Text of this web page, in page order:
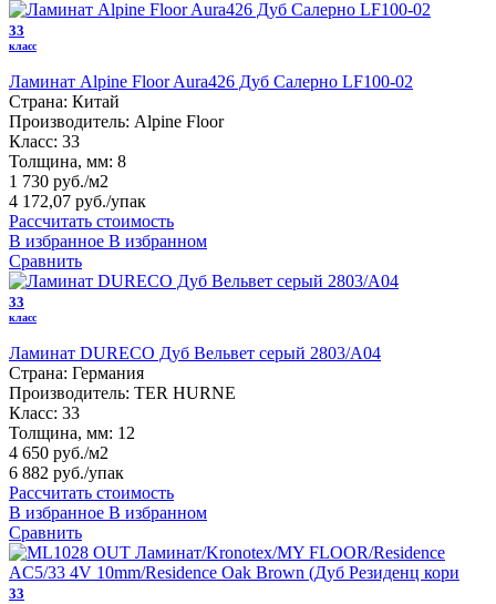
33
класс
Ламинат Alpine Floor Aura426 Дуб Салерно LF100-02
Страна: Китай
Производитель: Alpine Floor
Класс: 33
Толщина, мм: 8
1 730 руб./м2
4 172,07 руб./упак
Рассчитать стоимость
В избранное В избранном
Сравнить
33
класс
Ламинат DURECO Дуб Вельвет серый 2803/A04
Страна: Германия
Производитель: TER HURNE
Класс: 33
Толщина, мм: 12
4 650 руб./м2
6 882 руб./упак
Рассчитать стоимость
В избранное В избранном
Сравнить
33